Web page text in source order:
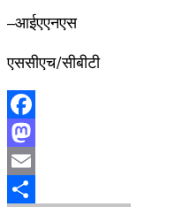
–आईएएनएस
एससीएच/सीबीटी
Facebook
Mastodon
Email